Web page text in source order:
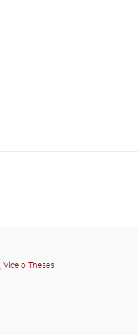
, Více o Theses